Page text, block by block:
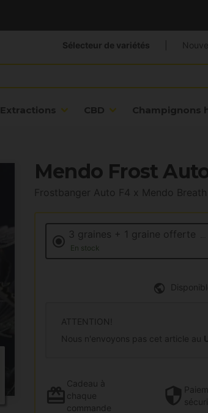
Extractions CBD Champignons
Sélecteur de variétés
Mendo Frost
Frostbanger Auto F4 x Mendo Breath
3 graines + 1 graine offerte
En stock
ATTENTION!
Nous n'envoyons pas cet article au
Cadeau à
chaque
commande